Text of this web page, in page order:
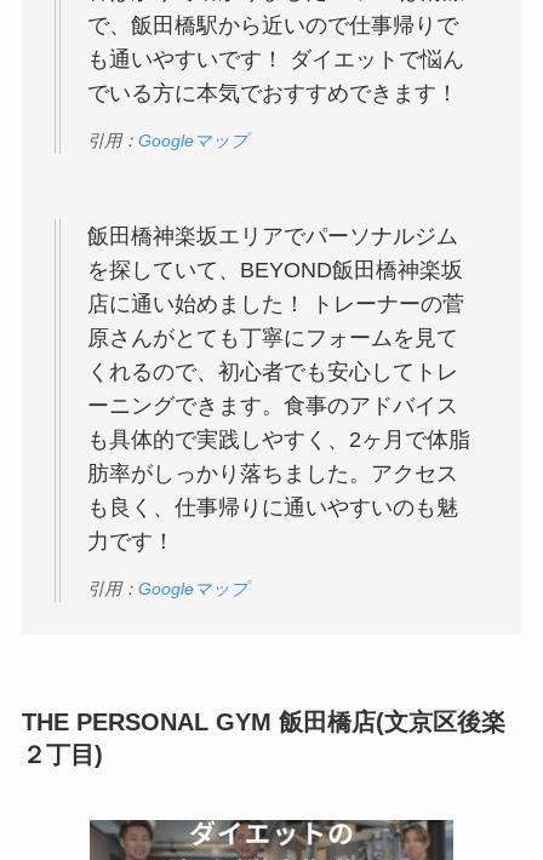
で、飯田橋駅から近いので仕事帰りで
も通いやすいです！ ダイエットで悩ん
でいる方に本気でおすすめできます！
引用： Googleマップ
飯田橋神楽坂エリアでパーソナルジム
を探していて、BEYOND飯田橋神楽坂
店に通い始めました！ トレーナーの菅
原さんがとても丁寧にフォームを見て
くれるので、初心者でも安心してトレ
ーニングできます。食事のアドバイス
も具体的で実践しやすく、2ヶ月で体脂
肪率がしっかり落ちました。アクセス
も良く、仕事帰りに通いやすいのも魅
力です！
引用： Googleマップ
THE PERSONAL GYM 飯田橋店(文京区後楽
２丁目)